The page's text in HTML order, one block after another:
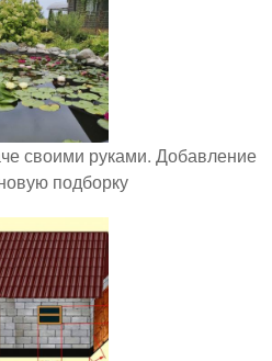
своими руками. Добавление
подборку